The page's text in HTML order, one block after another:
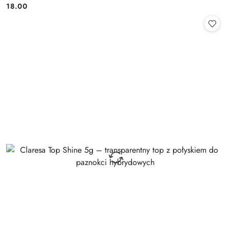
Cena:
18.00